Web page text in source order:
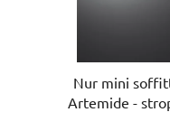
Nur mini
Artemide -